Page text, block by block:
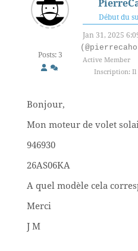
Posts: 3
Début du
Jan 31, 2025
Active Member
Inscription: Il
Bonjour,
Mon moteur de volet
946930
26AS06KA
A quel modèle cela
Merci
J M